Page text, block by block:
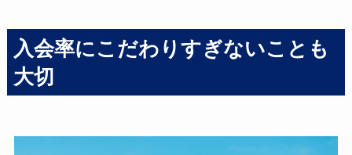
入会率にこだわりすぎないことも
大切